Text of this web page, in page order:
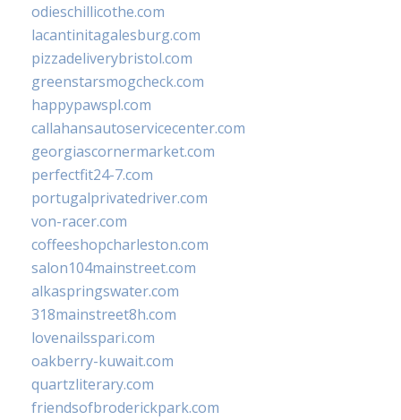
odieschillicothe.com
lacantinitagalesburg.com
pizzadeliverybristol.com
greenstarsmogcheck.com
happypawspl.com
callahansautoservicecenter.com
georgiascornermarket.com
perfectfit24-7.com
portugalprivatedriver.com
von-racer.com
coffeeshopcharleston.com
salon104mainstreet.com
alkaspringswater.com
318mainstreet8h.com
lovenailsspari.com
oakberry-kuwait.com
quartzliterary.com
friendsofbroderickpark.com